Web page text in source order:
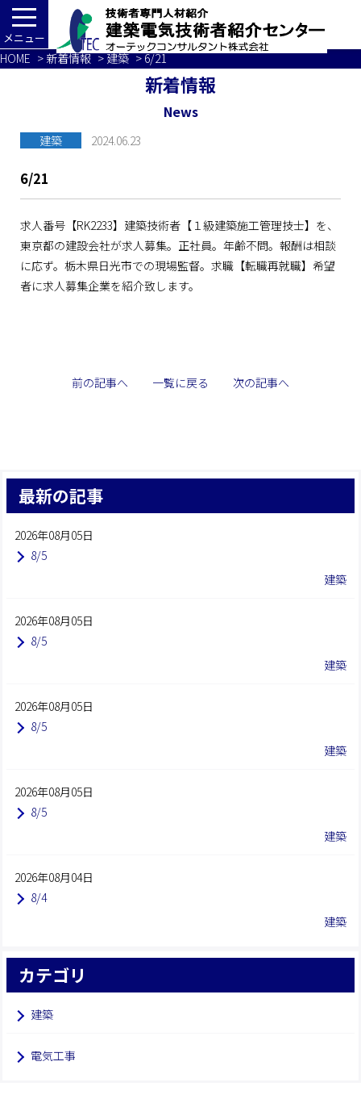
メニュー
HOME > 新着情報 >建築 > 6/21
新着情報
News
建築 2024.06.23
6/21
求人番号【RK2233】建築技術者【１級建築施工管理技士】を、
東京都の建設会社が求人募集。正社員。年齢不問。報酬は相談
に応ず。栃木県日光市での現場監督。求職【転職再就職】希望
者に求人募集企業を紹介致します。
前の記事へ 一覧に戻る 次の記事へ
最新の記事
2026年08月05日
8/5
建築
2026年08月05日
8/5
建築
2026年08月05日
8/5
建築
2026年08月05日
8/5
建築
2026年08月04日
8/4
建築
カテゴリ
建築
電気工事